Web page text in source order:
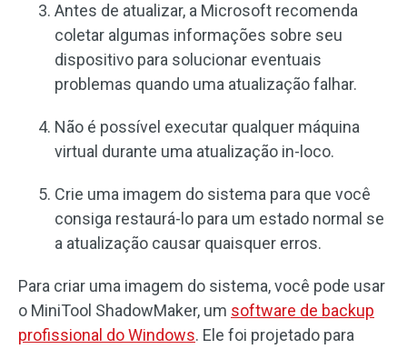
Antes de atualizar, a Microsoft recomenda
coletar algumas informações sobre seu
dispositivo para solucionar eventuais
problemas quando uma atualização falhar.
Não é possível executar qualquer máquina
virtual durante uma atualização in-loco.
Crie uma imagem do sistema para que você
consiga restaurá-lo para um estado normal se
a atualização causar quaisquer erros.
Para criar uma imagem do sistema, você pode usar
o MiniTool ShadowMaker, um software de backup
profissional do Windows. Ele foi projetado para